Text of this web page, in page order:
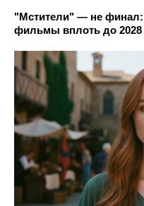
"Мстители" — не финал:
фильмы вплоть до 2028